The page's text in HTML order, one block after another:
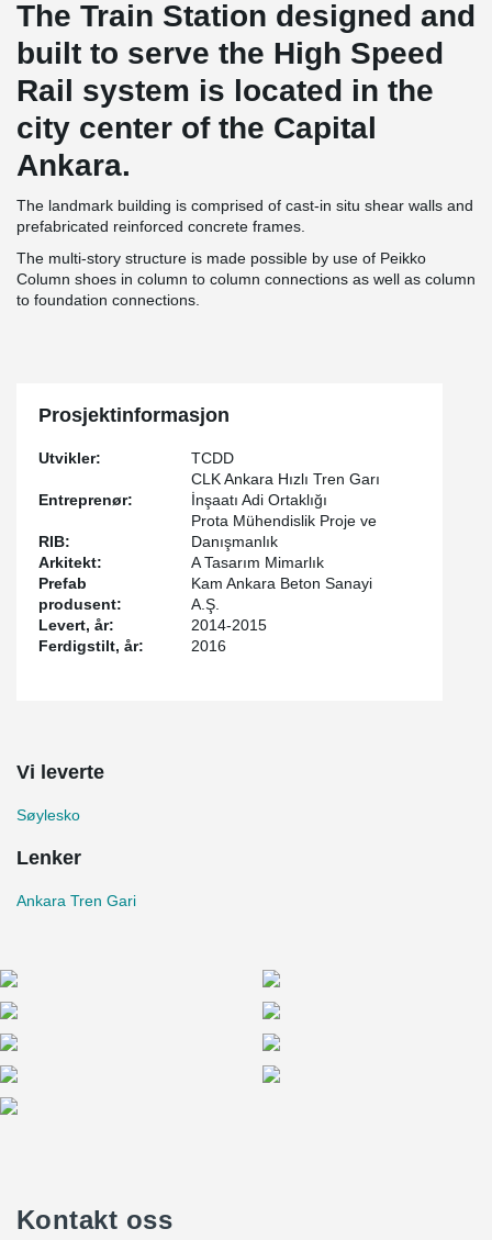
The Train Station designed and
built to serve the High Speed
Rail system is located in the
city center of the Capital
Ankara.
The landmark building is comprised of cast-in situ shear walls and
prefabricated reinforced concrete frames.
The multi-story structure is made possible by use of Peikko
Column shoes in column to column connections as well as column
to foundation connections.
Prosjektinformasjon
Utvikler: TCDD
Entreprenør:
CLK Ankara Hızlı Tren Garı
İnşaatı Adi Ortaklığı
RIB:
Prota Mühendislik Proje ve
Danışmanlık
Arkitekt:
A Tasarım Mimarlık
Prefab
produsent:
Kam Ankara Beton Sanayi
A.Ş.
Levert, år:
2014-2015
Ferdigstilt, år:
2016
Vi leverte
Søylesko
Lenker
Ankara Tren Gari
Kontakt oss